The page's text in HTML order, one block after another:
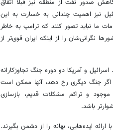
صدور نفت از منطقه نیز قبلا اتفاق
نیز اهمیت چندانی به خسارت به این
ما نباید تصور کنند که ترامپ به خاطر
نگرانی‌شان را از اینکه ایران قوی‌تر از
و آمریکا دو دوره جنگ تجاوزکارانه
اگر جنگ دیگری رخ دهد، آنها ممکن است
و تراکم مشکلات قدیم، بازسازی
ایده‌هایی، بهانه را از دشمن بگیرند.